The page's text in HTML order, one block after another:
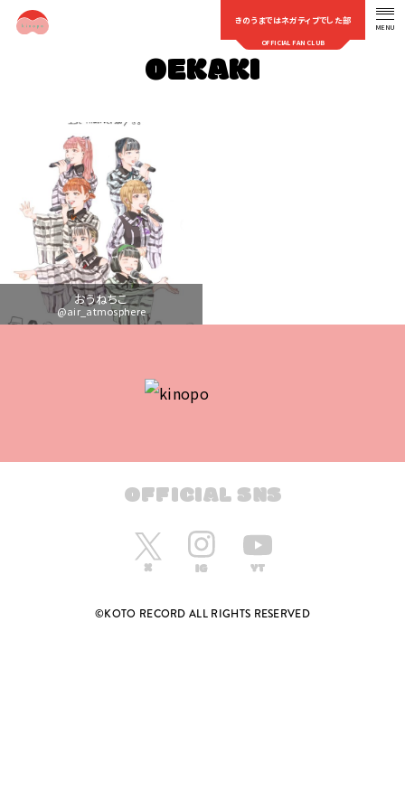
きのうまではネガティブでした部
OFFICIAL FAN CLUB
MENU
OEKAKI
おうねちこ
@air_atmosphere
OFFICIAL SNS
©KOTO RECORD ALL RIGHTS RESERVED